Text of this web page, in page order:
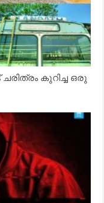
കുറിച്ച ഒരു